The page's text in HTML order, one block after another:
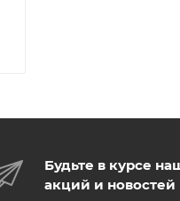
Будьте в курсе
акций и новостей